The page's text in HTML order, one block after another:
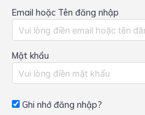
Email hoặc Tên đăng nhập
Mật khẩu
Ghi nhớ đăng nhập?